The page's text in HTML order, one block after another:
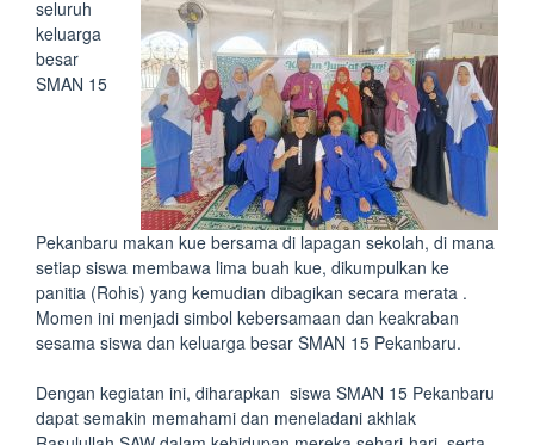
seluruh
keluarga
besar
SMAN 15
Pekanbaru makan kue bersama di lapagan sekolah, di mana
setiap siswa membawa lima buah kue, dikumpulkan ke
panitia (Rohis) yang kemudian dibagikan secara merata .
Momen ini menjadi simbol kebersamaan dan keakraban
sesama siswa dan keluarga besar SMAN 15 Pekanbaru.
Dengan kegiatan ini, diharapkan siswa SMAN 15 Pekanbaru
dapat semakin memahami dan meneladani akhlak